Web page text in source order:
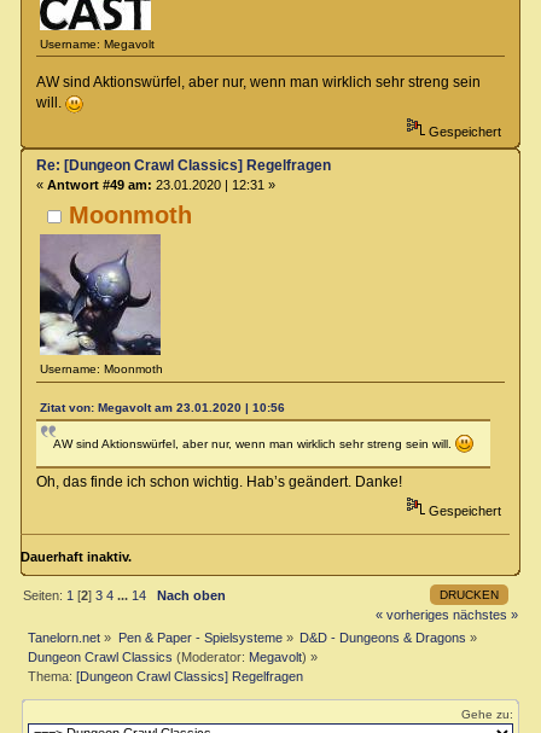
Username: Megavolt
AW sind Aktionswürfel, aber nur, wenn man wirklich sehr streng sein
will.
Gespeichert
Moonmoth
Username: Moonmoth
Re: [Dungeon Crawl Classics] Regelfragen
« Antwort #49 am: 23.01.2020 | 12:31 »
Zitat von: Megavolt am 23.01.2020 | 10:56
AW sind Aktionswürfel, aber nur, wenn man wirklich sehr streng sein will.
Oh, das finde ich schon wichtig. Hab’s geändert. Danke!
Gespeichert
Dauerhaft inaktiv.
DRUCKEN
Seiten:1 [2]3 4 ...14
Nach oben
« vorheriges nächstes »
Tanelorn.net » Pen & Paper - Spielsysteme» D&D - Dungeons & Dragons »
Dungeon Crawl Classics (Moderator: Megavolt) »
Thema:[Dungeon Crawl Classics] Regelfragen
Gehe zu: